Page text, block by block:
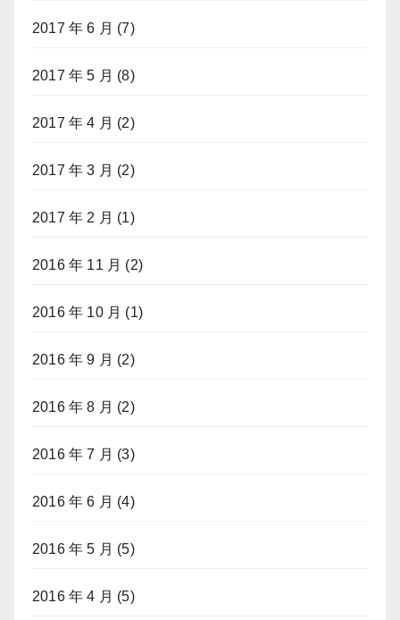
2017 年 6 月 (7)
2017 年 5 月 (8)
2017 年 4 月 (2)
2017 年 3 月 (2)
2017 年 2 月 (1)
2016 年 11 月 (2)
2016 年 10 月 (1)
2016 年 9 月 (2)
2016 年 8 月 (2)
2016 年 7 月 (3)
2016 年 6 月 (4)
2016 年 5 月 (5)
2016 年 4 月 (5)